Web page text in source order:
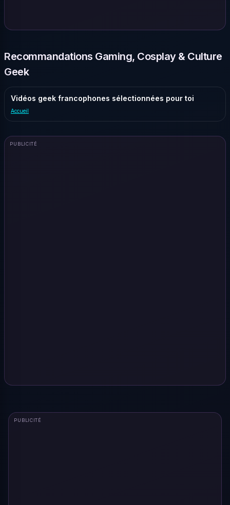
Recommandations Gaming, Cosplay & Culture
Geek
Vidéos geek francophones sélectionnées pour toi
Accueil
PUBLICITÉ
PUBLICITÉ